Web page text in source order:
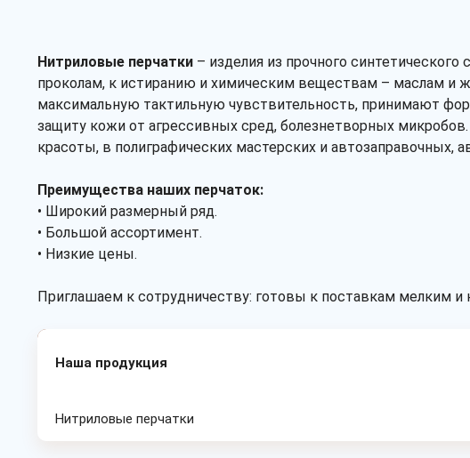
Нитриловые перчатки – изделия из прочного
проколам, к истиранию и химическим веществам – маслам и
максимальную тактильную чувствительность, принимают
защиту кожи от агрессивных сред, болезнетворных
красоты, в полиграфических мастерских и автозаправочных,
Преимущества наших перчаток:
• Широкий размерный ряд.
• Большой ассортимент.
• Низкие цены.
Приглашаем к сотрудничеству: готовы к поставкам мелким и
Наша продукция
Нитриловые перчатки